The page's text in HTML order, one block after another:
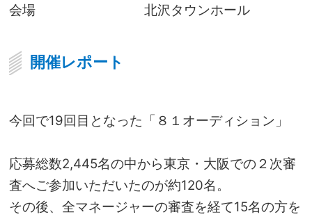
会場
北沢タウンホール
開催レポート
今回で19回目となった「８１オーディション」
応募総数2,445名の中から東京・大阪での２次審
査へご参加いただいたのが約120名。
その後、全マネージャーの審査を経て15名の方を